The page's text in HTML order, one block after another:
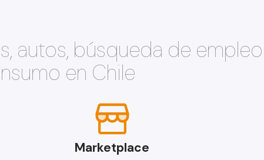
autos, búsqueda de
en Chile
Marketplace